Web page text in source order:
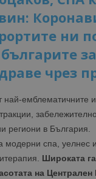
ни
чрез
най-емблематичните
региони в България.
модерни спа, уелнес
Широката
на Централен